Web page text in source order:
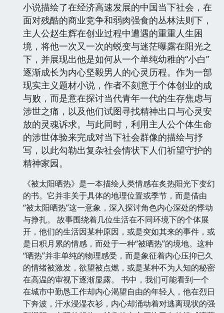
小说描绘了在经济高速发展的中国当下社会，在
面对残酷的商业竞争和弱肉强食的丛林法则下，
主人公赵生辉在创业过程中遭遇的重重人生困
境，将他一次又一次的蜕变与迷茫曝露在阳光之
下，并展现出他是如何从一个单纯幼稚的“小白”
逐渐成长为内心坚毅男人的心灵历程。作为一部
现实主义题材小说，作者不刻意于个体创业的成
与败，而是意在探讨当代青年一代的生存焦虑与
涉世之痛，以及他们试图寻找精神出口与心灵安
放的灵魂诉求。与此同时，利用主人公个体生命
的涉世体验来完成对当下社会群像的描绘与抒
写，以此勾勒出复杂社会情状下人们祈望守护的
精神家园。
《被太阳晒热》是一本描绘人类情感在炙热阳光下变幻
的书。它并非关于具体的地理位置或季节，而是借由
“被太阳晒热”这一意象，深入探讨角色内心深处的悸动
与挣扎。 故事围绕着几位生活在不同环境下的个体展
开，他们的生活因某种原因，或是突如其来的事件，或
是日积月累的情感，而处于一种“被晒热”的境地。这种
“晒热”并非单纯的物理感受，而是象征着内心压抑已久
的情绪被激发，欲望被点燃，或是某种不为人知的秘密
在高温的审视下逐渐显露。 书中，我们可能看到一个
在城市中勤恳工作却内心渴望自由的年轻人，他在烈日
下奔波，汗水浸湿衣衫，内心却涌动着对逃离现状的强